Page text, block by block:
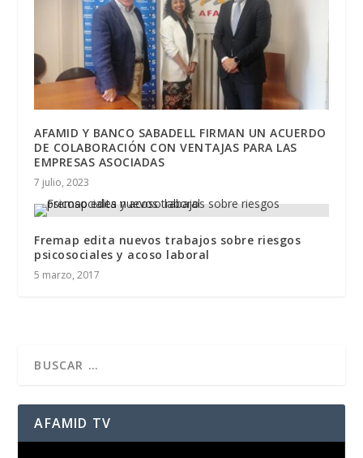
AFAMID Y BANCO SABADELL FIRMAN UN ACUERDO
DE COLABORACIÓN CON VENTAJAS PARA LAS
EMPRESAS ASOCIADAS
7 julio, 2023
Fremap edita nuevos trabajos sobre riesgos
psicosociales y acoso laboral
5 marzo, 2017
AFAMID TV